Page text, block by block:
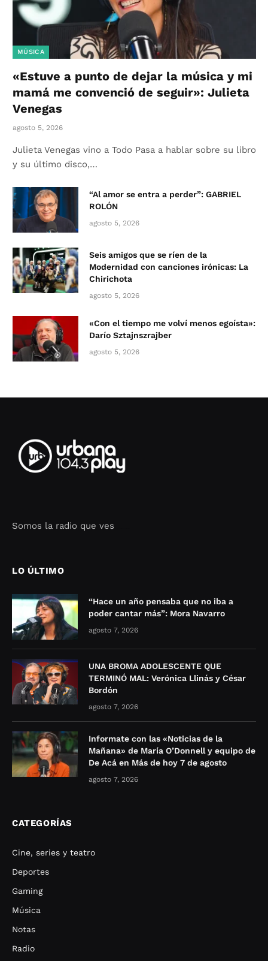
MÚSICA
«Estuve a punto de dejar la música y mi
mamá me convenció de seguir»: Julieta
Venegas
agosto 5, 2026
Julieta Venegas vino a Todo Pasa a hablar sobre su libro
y su último disco,…
“Al amor se entra a perder”: GABRIEL
ROLÓN
agosto 5, 2026
Seis amigos que se ríen de la
Modernidad con canciones irónicas: La
Chirichota
agosto 5, 2026
«Con el tiempo me volví menos egoísta»:
Darío Sztajnszrajber
agosto 5, 2026
Somos la radio que ves
LO ÚLTIMO
“Hace un año pensaba que no iba a
poder cantar más”: Mora Navarro
agosto 7, 2026
UNA BROMA ADOLESCENTE QUE
TERMINÓ MAL: Verónica Llinás y César
Bordón
agosto 7, 2026
Informate con las «Noticias de la
Mañana» de María O’Donnell y equipo de
De Acá en Más de hoy 7 de agosto
agosto 7, 2026
CATEGORÍAS
Cine, series y teatro
Deportes
Gaming
Música
Notas
Radio